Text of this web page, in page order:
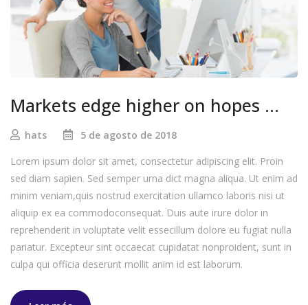
Markets edge higher on hopes …
hats
5 de agosto de 2018
Lorem ipsum dolor sit amet, consectetur adipiscing elit. Proin
sed diam sapien. Sed semper urna dict magna aliqua. Ut enim ad
minim veniam,quis nostrud exercitation ullamco laboris nisi ut
aliquip ex ea commodoconsequat. Duis aute irure dolor in
reprehenderit in voluptate velit essecillum dolore eu fugiat nulla
pariatur. Excepteur sint occaecat cupidatat nonproident, sunt in
culpa qui officia deserunt mollit anim id est laborum.